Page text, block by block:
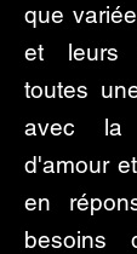
que
et leurs
toutes
avec la
d'amour
en
besoins